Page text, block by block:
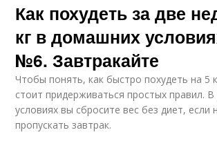
Как похудеть за две
кг в домашних
№6. Завтракайте
Чтобы понять, как быстро похудеть на 5
стоит придерживаться простых правил.
условиях вы сбросите вес без диет, если
пропускать завтрак.